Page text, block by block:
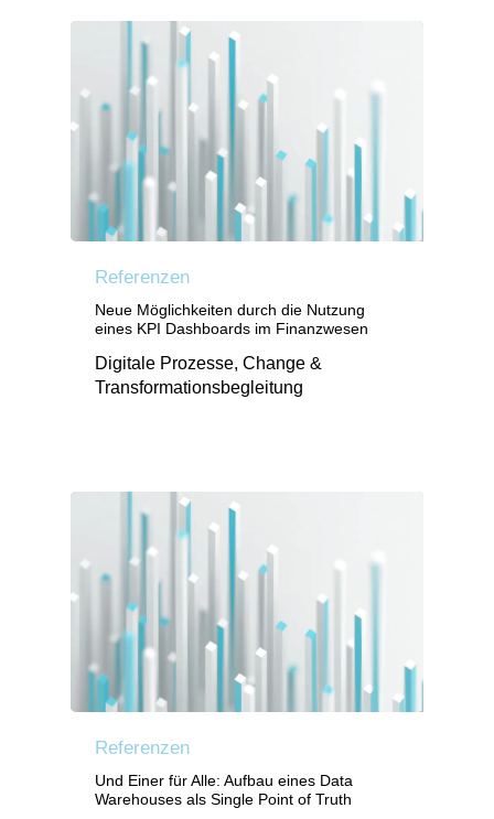
Referenzen
Neue Möglichkeiten durch die Nutzung
eines KPI Dashboards im Finanzwesen
Digitale Prozesse, Change &
Transformationsbegleitung
Referenzen
Und Einer für Alle: Aufbau eines Data
Warehouses als Single Point of Truth